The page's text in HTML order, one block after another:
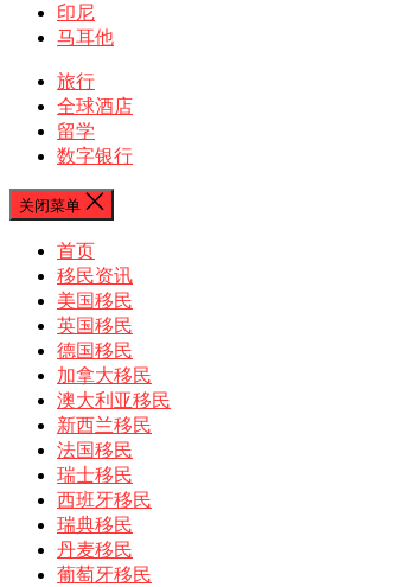
印尼
马耳他
旅行
全球酒店
留学
数字银行
关闭菜单
首页
移民资讯
美国移民
英国移民
德国移民
加拿大移民
澳大利亚移民
新西兰移民
法国移民
瑞士移民
西班牙移民
瑞典移民
丹麦移民
葡萄牙移民